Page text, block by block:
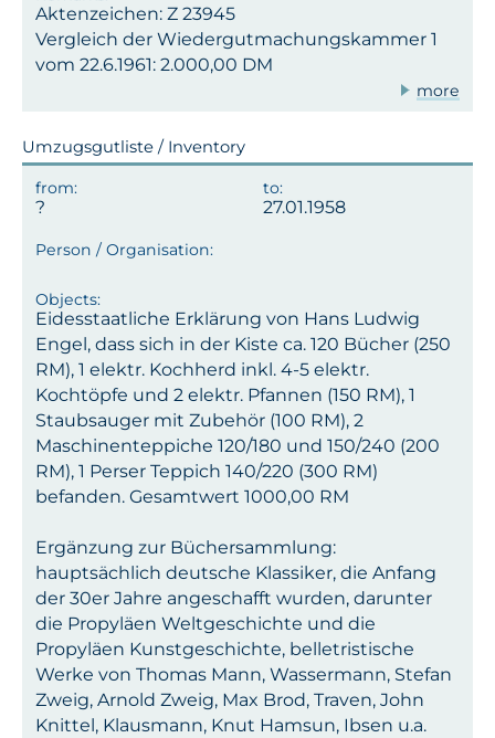
Aktenzeichen: Z 23945
Vergleich der Wiedergutmachungskammer 1
vom 22.6.1961: 2.000,00 DM
more
Umzugsgutliste / Inventory
27.01.1958
Eidesstaatliche Erklärung von Hans Ludwig
Engel, dass sich in der Kiste ca. 120 Bücher (250
RM), 1 elektr. Kochherd inkl. 4-5 elektr.
Kochtöpfe und 2 elektr. Pfannen (150 RM), 1
Staubsauger mit Zubehör (100 RM), 2
Maschinenteppiche 120/180 und 150/240 (200
RM), 1 Perser Teppich 140/220 (300 RM)
befanden. Gesamtwert 1000,00 RM
Ergänzung zur Büchersammlung:
hauptsächlich deutsche Klassiker, die Anfang
der 30er Jahre angeschafft wurden, darunter
die Propyläen Weltgeschichte und die
Propyläen Kunstgeschichte, belletristische
Werke von Thomas Mann, Wassermann, Stefan
Zweig, Arnold Zweig, Max Brod, Traven, John
Knittel, Klausmann, Knut Hamsun, Ibsen u.a.